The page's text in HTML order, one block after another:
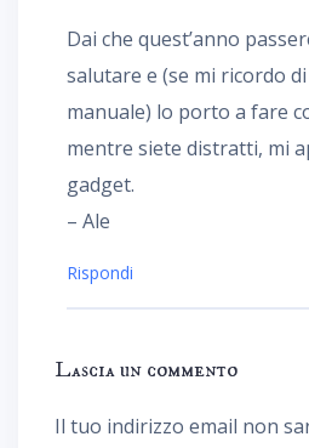
Dai che quest’anno
salutare e (se mi ricordo
manuale) lo porto a fare
mentre siete distratti, mi
gadget.
– Ale
Rispondi
Lascia un commento
Il tuo indirizzo email non